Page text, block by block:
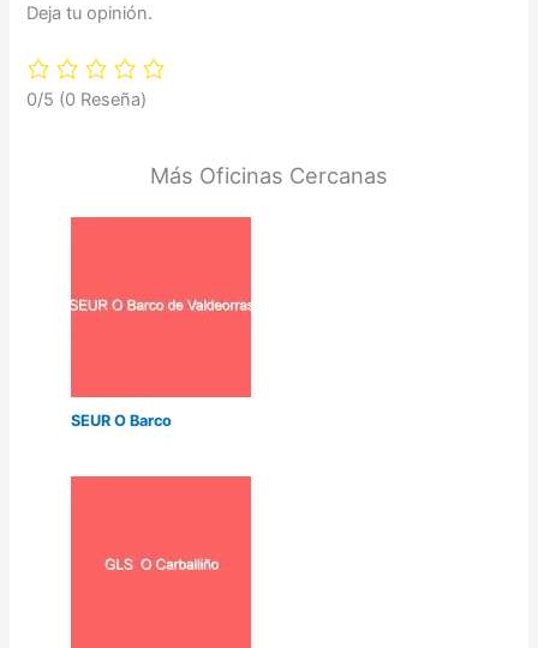
Deja tu opinión.
0/5 (0 Reseña)
Más Oficinas Cercanas
SEUR O Barco